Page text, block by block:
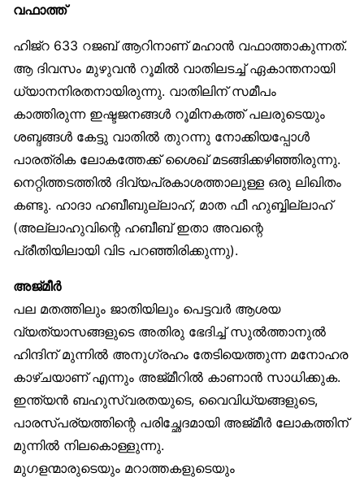
വഫാത്ത്
ഹിജ്‌റ 633 റജബ് ആറിനാണ് മഹാൻ വഫാത്താകുന്നത്.
ആ ദിവസം മുഴുവൻ റൂമിൽ വാതിലടച്ച് ഏകാന്തനായി
ധ്യാനനിരതനായിരുന്നു. വാതിലിന് സമീപം
കാത്തിരുന്ന ഇഷ്ടജനങ്ങൾ റൂമിനകത്ത് പലരുടെയും
ശബ്ദങ്ങൾ കേട്ടു വാതിൽ തുറന്നു നോക്കിയപ്പോൾ
പാരത്രിക ലോകത്തേക്ക് ശൈഖ് മടങ്ങിക്കഴിഞ്ഞിരുന്നു.
നെറ്റിത്തടത്തിൽ ദിവ്യപ്രകാശത്താലുള്ള ഒരു ലിഖിതം
കണ്ടു. ഹാദാ ഹബീബുല്ലാഹ്, മാത ഫീ ഹുബ്ബില്ലാഹ്
(അല്ലാഹുവിന്റെ ഹബീബ് ഇതാ അവന്റെ
പ്രീതിയിലായി വിട പറഞ്ഞിരിക്കുന്നു).
അജ്മീർ
പല മതത്തിലും ജാതിയിലും പെട്ടവർ ആശയ
വ്യത്യാസങ്ങളുടെ അതിരു ഭേദിച്ച് സുൽത്താനുൽ
ഹിന്ദിന് മുന്നിൽ അനുഗ്രഹം തേടിയെത്തുന്ന മനോഹര
കാഴ്ചയാണ് എന്നും അജ്മീറിൽ കാണാൻ സാധിക്കുക.
ഇന്ത്യൻ ബഹുസ്വരതയുടെ, വൈവിധ്യങ്ങളുടെ,
പാരസ്പര്യത്തിന്റെ പരിച്ഛേദമായി അജ്മീർ ലോകത്തിന്
മുന്നിൽ നിലകൊള്ളുന്നു.
മുഗളന്മാരുടെയും മറാത്തകളുടെയും